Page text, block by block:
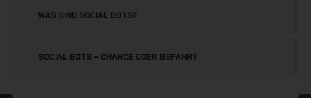
WAS SIND SOCIAL BOTS?
SOCIAL BOTS – CHANCE ODER GEFAHR?